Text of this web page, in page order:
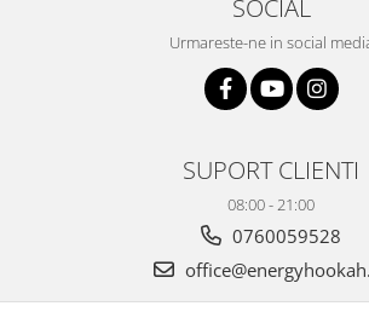
SOCIAL
Urmareste-ne in social
SUPORT CLIENTI
08:00 - 21:00
0760059528